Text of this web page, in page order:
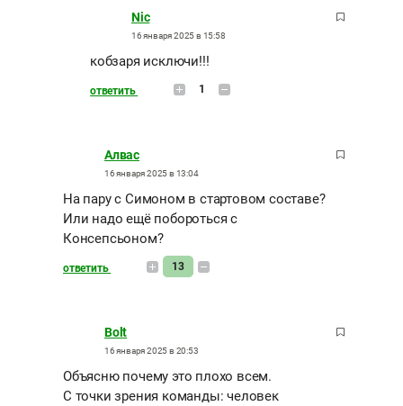
Nic
16 января 2025 в 15:58
кобзаря исключи!!!
ответить 1
Алвас
16 января 2025 в 13:04
На пару с Симоном в стартовом составе?
Или надо ещё побороться с
Консепсьоном?
ответить 13
Bolt
16 января 2025 в 20:53
Объясню почему это плохо всем.
С точки зрения команды: человек